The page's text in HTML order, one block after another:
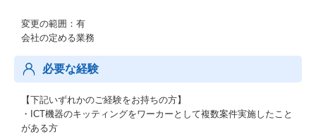
変更の範囲：有
会社の定める業務
必要な経験
【下記いずれかのご経験をお持ちの方】
・ICT機器のキッティングをワーカーとして複数案件実施したこと
がある方